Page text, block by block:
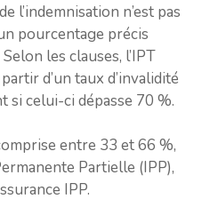
l’indemnisation n’est pas
pourcentage précis
les clauses, l’IPT
d’un taux d’invalidité
si celui-ci dépasse 70 %.
entre 33 et 66 %,
Partielle (IPP),
IPP.